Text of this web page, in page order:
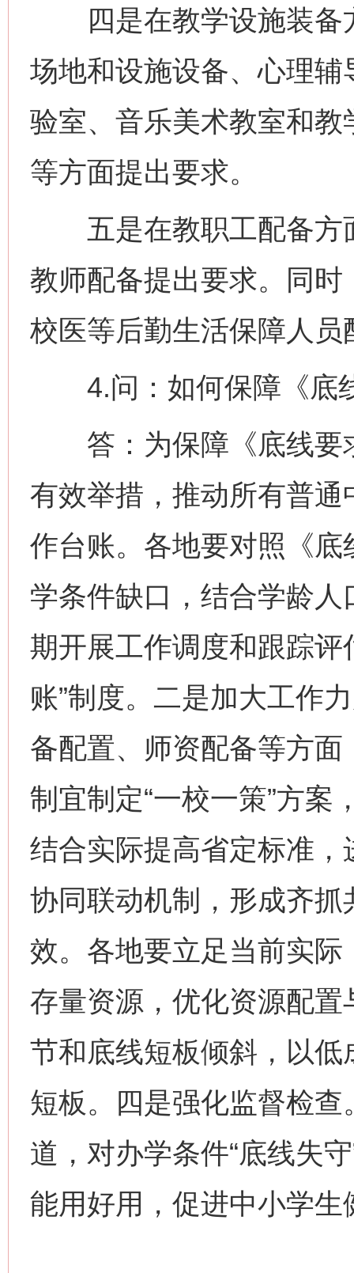
四是在教学设施装备
场地和设施设备、心理
验室、音乐美术教室和
等方面提出要求。
五是在教职工配备方
教师配备提出要求。同
校医等后勤生活保障人员
4.问：如何保障《底
答：为保障《底线要
有效举措，推动所有普
作台账。各地要对照《
学条件缺口，结合学龄
期开展工作调度和跟踪评
账”制度。二是加大工作
备配置、师资配备等方
制宜制定“一校一策”方案
结合实际提高省定标准
协同联动机制，形成齐
效。各地要立足当前实
存量资源，优化资源配
节和底线短板倾斜，以
短板。四是强化监督检
道，对办学条件“底线失
能用好用，促进中小学